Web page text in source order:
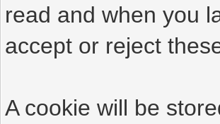
read and when you
accept or reject
A cookie will be